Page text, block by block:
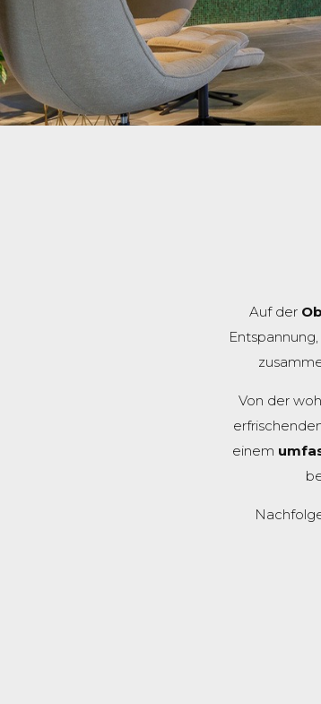
Auf der
Von der
einem